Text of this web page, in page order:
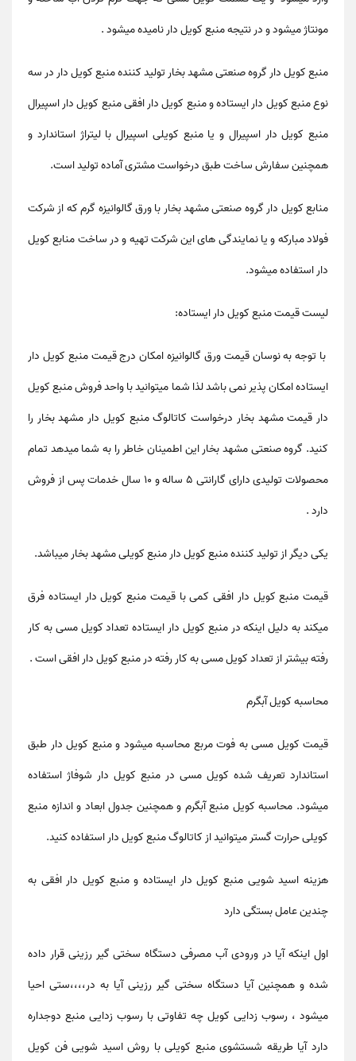
مونتاژ میشود و در نتیجه منبع کویل دار نامیده میشود .
منبع کویل دار گروه صنعتی مشهد بخار تولید کننده منبع کویل دار در سه
نوع منبع کویل دار ایستاده و منبع کویل دار افقی منبع کویل دار اسپیرال
منبع کویل دار اسپیرال و یا منبع کویلی اسپیرال با لیتراژ استاندارد و
همچنین سفارش ساخت طبق درخواست مشتری آماده تولید است.
منابع کویل دار گروه صنعتیمشهد بخاربا ورق گالوانیزه گرم که از شرکت
فولاد مبارکه و یا نمایندگی های این شرکت تهیه و در ساخت منابع کویل
دار استفاده میشود.
لیست قیمت منبع کویل دار ایستاده:
با توجه به نوسان قیمت ورق گالوانیزه امکان درج قیمت منبع کویل دار
ایستاده امکان پذیر نمی باشد لذا شما میتوانید با واحد فروش منبع کویل
دار قیمت مشهد بخار درخواست کاتالوگ منبع کویل دار مشهد بخار را
کنید. گروه صنعتی مشهد بخار این اطمینان خاطر را به شما میدهد تمام
محصولات تولیدی دارای گارانتی ۵ ساله و ۱۰ سال خدمات پس از فروش
دارد .
یکی دیگر از تولید کننده منبع کویل دار منبع کویلی مشهد بخار میباشد.
قیمت منبع کویل دار افقی کمی با قیمت منبع کویل دار ایستاده فرق
میکند به دلیل اینکه در منبع کویل دار ایستاده تعداد کویل مسی به کار
رفته بیشتر از تعداد کویل مسی به کار رفته در منبع کویل دار افقی است .
محاسبه کویل آبگرم
قیمت کویل مسی به فوت مربع محاسبه میشود و منبع کویل دار طبق
استاندارد تعریف شده کویل مسی در منبع کویل دار شوفاژ استفاده
میشود. محاسبه کویل منبع آبگرم و همچنین جدول ابعاد و اندازه منبع
کویلی حرارت گستر میتوانید از کاتالوگ منبع کویل دار استفاده کنید.
هزینه اسید شویی منبع کویل دار ایستاده و منبع کویل دار افقی به
چندین عامل بستگی دارد
اول اینکه آیا در ورودی آب مصرفی دستگاه سختی گیر رزینی قرار داده
شده و همچنین آیا دستگاه سختی گیر رزینی آیا به در،،،،ستی احیا
میشود ، رسوب زدایی کویل چه تفاوتی با رسوب زدایی منبع دوجداره
دارد آیا طریقه شستشوی منبع کویلی با روش اسید شویی فن کویل